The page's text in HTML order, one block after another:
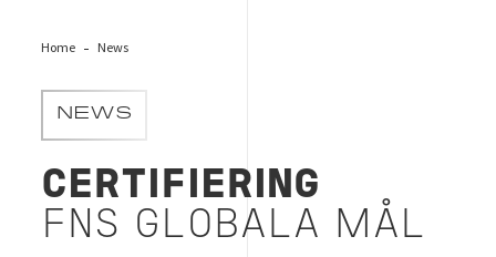
Home News
NEWS
CERTIFIERING
FNS GLOBALA MÅL